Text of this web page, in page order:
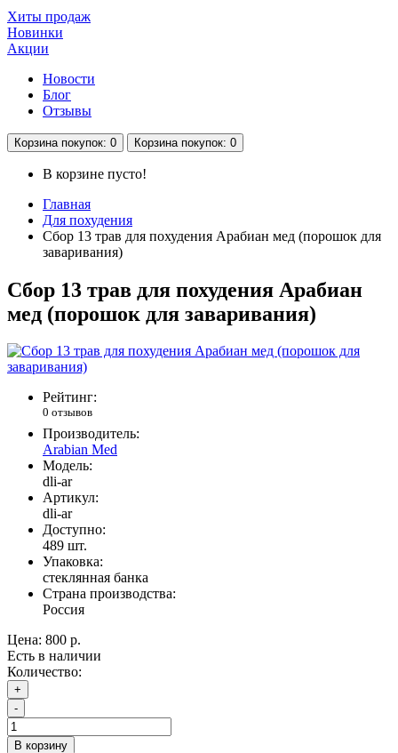
Хиты продаж
Новинки
Акции
Новости
Блог
Отзывы
Корзина покупок: 0 Корзина покупок: 0
В корзине пусто!
Главная
Для похудения
Сбор 13 трав для похудения Арабиан мед (порошок для
заваривания)
Сбор 13 трав для похудения Арабиан
мед (порошок для заваривания)
Рейтинг:
0 отзывов
Производитель:
Arabian Med
Модель:
dli-ar
Артикул:
dli-ar
Доступно:
489 шт.
Упаковка:
стеклянная банка
Страна производства:
Россия
Цена: 800 р.
Есть в наличии
Количество:
+
-
В корзину